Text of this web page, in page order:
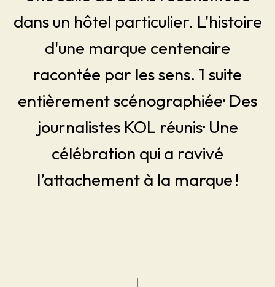
dans un hôtel particulier. L'histoire
d'une marque centenaire
racontée par les sens. 1 suite
entièrement scénographiée· Des
journalistes KOL réunis· Une
célébration qui a ravivé
l’attachement à la marque !